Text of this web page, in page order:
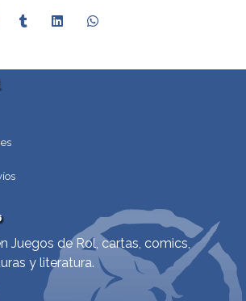
Juegos de Rol, cartas, comics,
y literatura.